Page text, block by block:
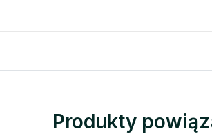
Produkty